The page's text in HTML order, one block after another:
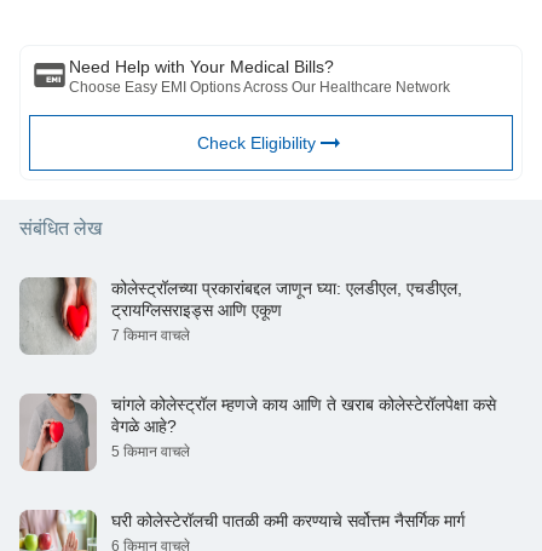
Need Help with Your Medical Bills?
Choose Easy EMI Options Across Our Healthcare Network
Check Eligibility
संबंधित लेख
कोलेस्ट्रॉलच्या प्रकारांबद्दल जाणून घ्या: एलडीएल, एचडीएल,
ट्रायग्लिसराइड्स आणि एकूण
7 किमान वाचले
चांगले कोलेस्ट्रॉल म्हणजे काय आणि ते खराब कोलेस्टेरॉलपेक्षा कसे
वेगळे आहे?
5 किमान वाचले
घरी कोलेस्टेरॉलची पातळी कमी करण्याचे सर्वोत्तम नैसर्गिक मार्ग
6 किमान वाचले